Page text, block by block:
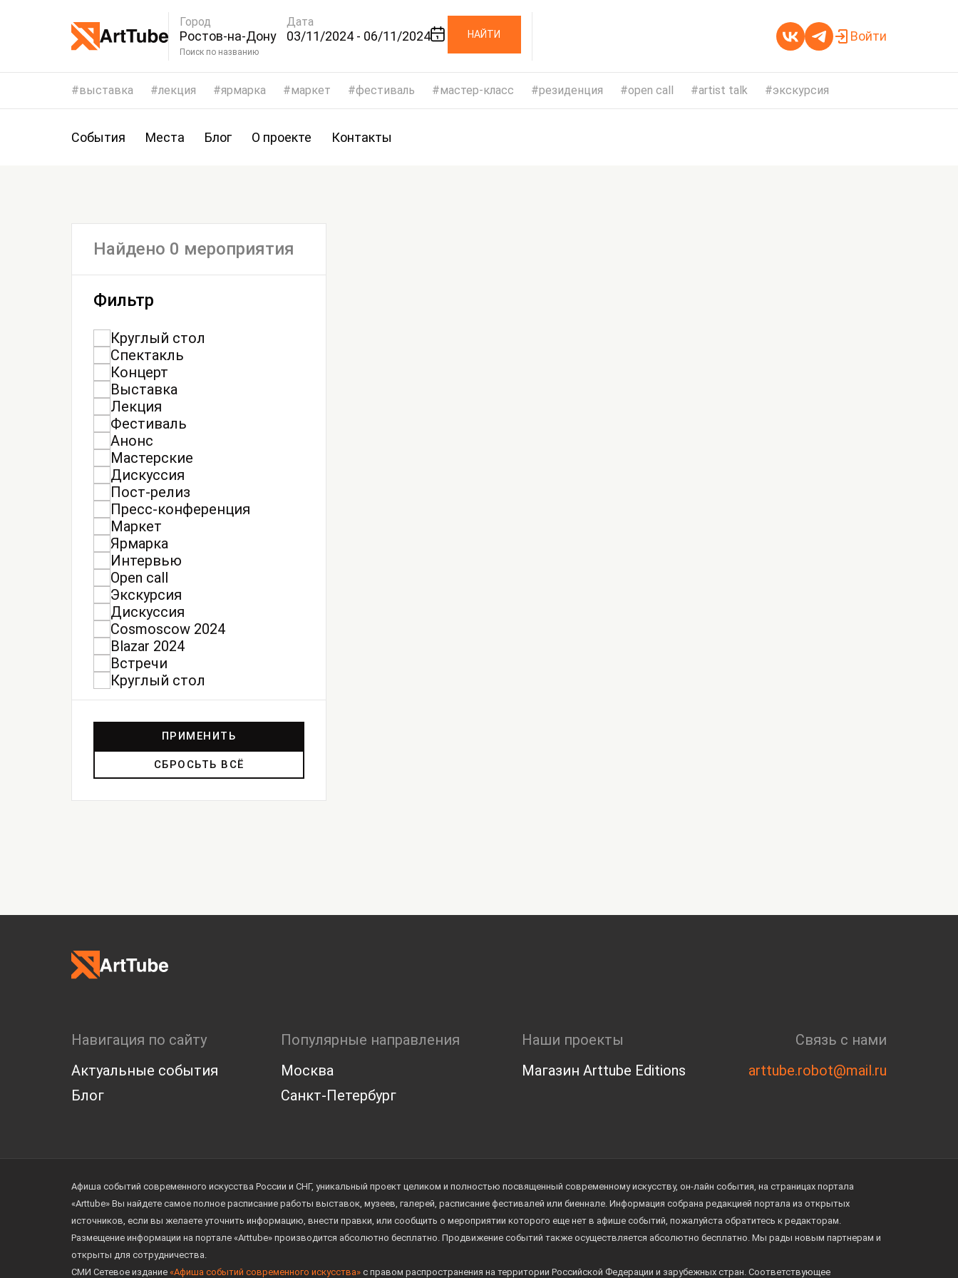
Город
Ростов-на-Дону
Дата
03/11/2024 - 06/11/2024
Поиск по названию
НАЙТИ Войти
выставка лекция ярмарка маркет фестиваль мастер-класс резиденция open call artist talk экскурсия
События Места Блог О проекте Контакты
Найдено 0 мероприятия
Фильтр
Круглый стол
Спектакль
Концерт
Выставка
Лекция
Фестиваль
Анонс
Мастерские
Дискуссия
Пост-релиз
Пресс-конференция
Маркет
Ярмарка
Интервью
Open call
Экскурсия
Дискуссия
Cosmoscow 2024
Blazar 2024
Встречи
Круглый стол
ПРИМЕНИТЬ
СБРОСЬТЬ ВСЁ
Навигация по сайту
Актуальные события
Блог
Популярные направления
Москва
Санкт-Петербург
Наши проекты
Магазин Arttube Editions
Связь с нами
arttube.robot@mail.ru
Афиша событий современного искусства России и СНГ, уникальный проект целиком и полностью посвященный современному искусству, он-лайн события, на страницах портала
«Arttube» Вы найдете самое полное расписание работы выставок, музеев, галерей, расписание фестивалей или биеннале. Информация собрана редакцией портала из открытых
источников, если вы желаете уточнить информацию, внести правки, или сообщить о мероприятии которого еще нет в афише событий, пожалуйста обратитесь к редакторам.
Размещение информации на портале «Arttube» производится абсолютно бесплатно. Продвижение событий также осуществляется абсолютно бесплатно. Мы рады новым партнерам и
открыты для сотрудничества.
СМИ Сетевое издание «Афиша событий современного искусства» с правом распространения на территории Российской Федерации и зарубежных стран. Соответствующее